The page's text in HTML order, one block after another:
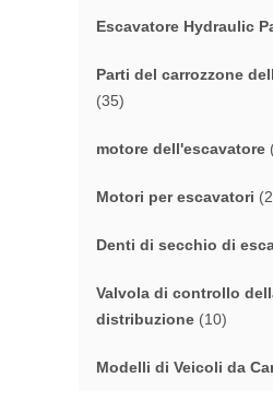
Escavatore Hydraulic
Parti del carrozzone
(35)
motore dell'escavatore
Motori per escavatori
Denti di secchio di
Valvola di controllo
distribuzione (10)
Modelli di Veicoli da